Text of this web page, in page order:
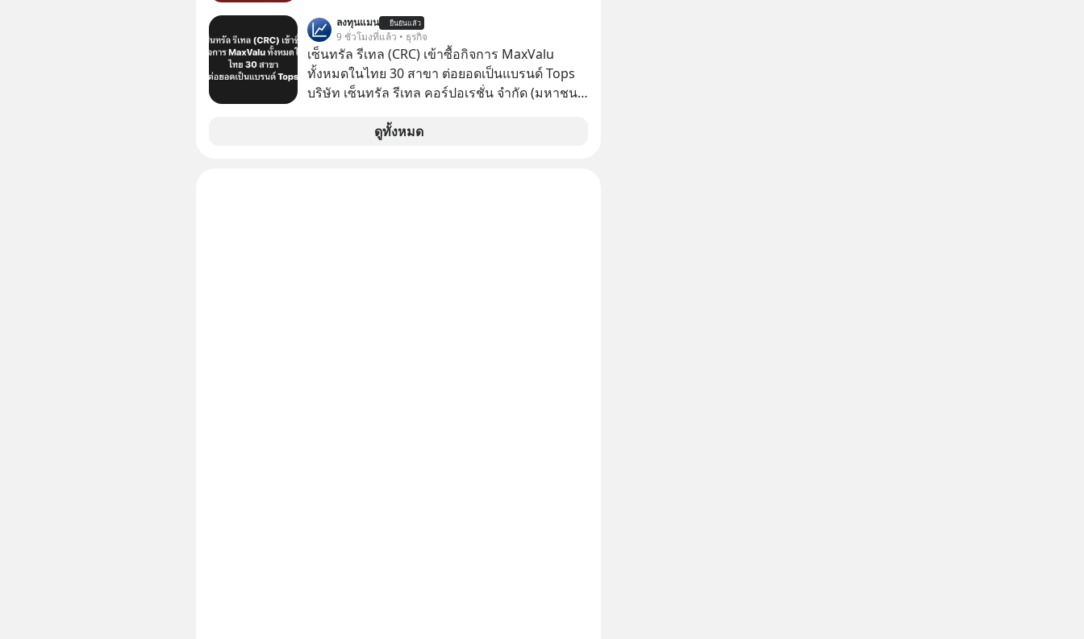
อยากดูมาก ด้วยเพราะว่าอากงก็มาจากเมืองจีน ป๊า
ก็พูดแต้จิ๋วได้ มีเรื่องราวมีความผูกพันที่ได้ยินตั้งแต่
เด็ก
ลงทุนแมน ยืนยันแล้ว
9 ชั่วโมงที่แล้ว • ธุรกิจ
เซ็นทรัล รีเทล (CRC) เข้าซื้อกิจการ MaxValu
ทั้งหมดในไทย 30 สาขา ต่อยอดเป็นแบรนด์ Tops
บริษัท เซ็นทรัล รีเทล คอร์ปอเรชั่น จำกัด (มหาชน)
ฟู้ด รีเทล จำกัด (CFR) ซึ่งเป็นบริษัทย่อยที่ CRC ถือ
ดูทั้งหมด